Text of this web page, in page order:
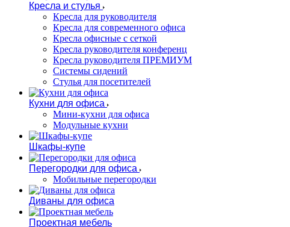
Кресла и стулья
Кресла для руководителя
Кресла для современного офиса
Кресла офисные с сеткой
Кресла руководителя конференц
Кресла руководителя ПРЕМИУМ
Системы сидений
Стулья для посетителей
Кухни для офиса
Мини-кухни для офиса
Модульные кухни
Шкафы-купе
Перегородки для офиса
Мобильные перегородки
Диваны для офиса
Проектная мебель